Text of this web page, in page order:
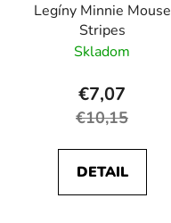
Legíny Minnie Mouse
Stripes
Skladom
€7,07
€10,15
DETAIL